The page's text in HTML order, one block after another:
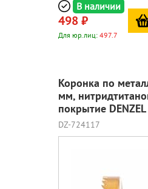
В наличии
498 ₽
Для юр.лиц: 497.7
Коронка по
мм,
покрытие
DZ-724117